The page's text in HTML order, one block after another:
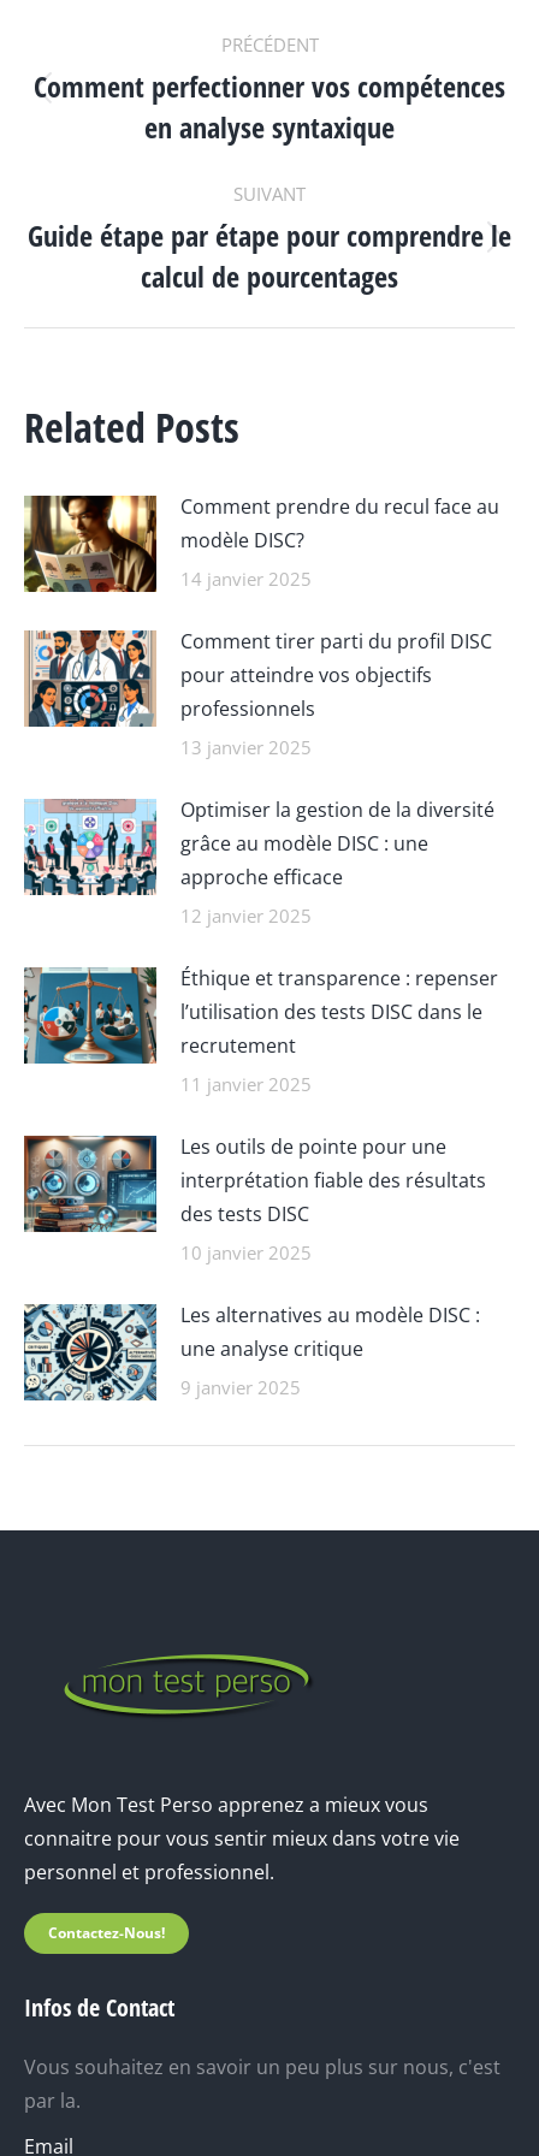
NAVIGATION
ARTICLE
PRÉCÉDENT
Article
précédent
Comment perfectionner vos compétences
en analyse syntaxique
SUIVANT
Article
suivant
:
Guide étape par étape pour comprendre le
calcul de pourcentages
Related Posts
Comment prendre du recul face au
modèle DISC?
14 janvier 2025
Comment tirer parti du profil DISC
pour atteindre vos objectifs
professionnels
13 janvier 2025
Optimiser la gestion de la diversité
grâce au modèle DISC : une
approche efficace
12 janvier 2025
Éthique et transparence : repenser
l’utilisation des tests DISC dans le
recrutement
11 janvier 2025
Les outils de pointe pour une
interprétation fiable des résultats
des tests DISC
10 janvier 2025
Les alternatives au modèle DISC :
une analyse critique
9 janvier 2025
Avec Mon Test Perso apprenez a mieux vous
connaitre pour vous sentir mieux dans votre vie
personnel et professionnel.
Contactez-Nous!
Infos de Contact
Vous souhaitez en savoir un peu plus sur nous, c'est
par la.
Email